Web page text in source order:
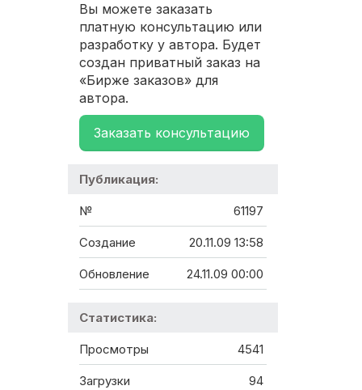
Вы можете заказать
платную консультацию или
разработку у автора. Будет
создан приватный заказ на
«Бирже заказов» для
автора.
Заказать консультацию
Публикация:
№ 61197
Создание 20.11.09 13:58
Обновление 24.11.09 00:00
Статистика:
Просмотры 4541
Загрузки 94